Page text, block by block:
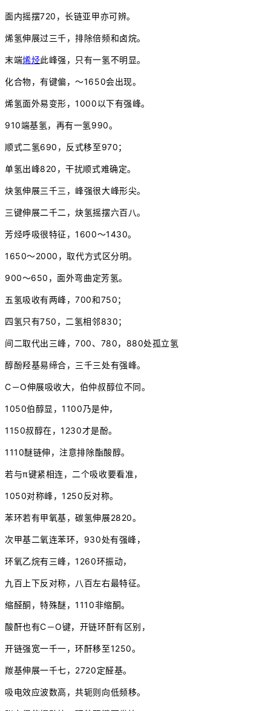
面内摇摆720，长链亚甲亦可辨。
烯氢伸展过三千，排除倍频和卤烷。
末端烯烃此峰强，只有一氢不明显。
化合物，有键偏，～1650会出现。
烯氢面外易变形，1000以下有强峰。
910端基氢，再有一氢990。
顺式二氢690，反式移至970；
单氢出峰820，干扰顺式难确定。
炔氢伸展三千三，峰强很大峰形尖。
三键伸展二千二，炔氢摇摆六百八。
芳烃呼吸很特征，1600～1430。
1650～2000，取代方式区分明。
900～650，面外弯曲定芳氢。
五氢吸收有两峰，700和750；
四氢只有750，二氢相邻830；
间二取代出三峰，700、780，880处孤立氢
醇酚羟基易缔合，三千三处有强峰。
C－O伸展吸收大，伯仲叔醇位不同。
1050伯醇显，1100乃是仲，
1150叔醇在，1230才是酚。
1110醚链伸，注意排除酯酸醇。
若与π键紧相连，二个吸收要看准，
1050对称峰，1250反对称。
苯环若有甲氧基，碳氢伸展2820。
次甲基二氧连苯环，930处有强峰，
环氧乙烷有三峰，1260环振动，
九百上下反对称，八百左右最特征。
缩醛酮，特殊醚，1110非缩酮。
酸酐也有C－O键，开链环酐有区别，
开链强宽一千一，环酐移至1250。
羰基伸展一千七，2720定醛基。
吸电效应波数高，共轭则向低频移。